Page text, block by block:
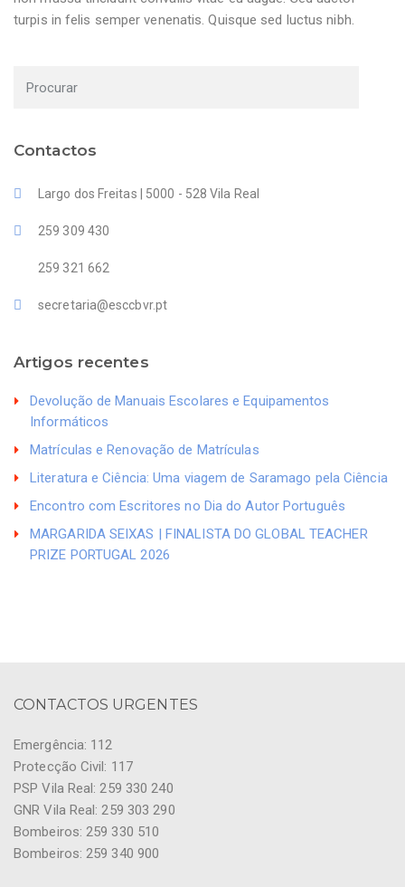
turpis in felis semper venenatis. Quisque sed luctus nibh.
Contactos
Largo dos Freitas | 5000 - 528 Vila Real
259 309 430
259 321 662
secretaria@esccbvr.pt
Artigos recentes
Devolução de Manuais Escolares e Equipamentos
Informáticos
Matrículas e Renovação de Matrículas
Literatura e Ciência: Uma viagem de Saramago pela Ciência
Encontro com Escritores no Dia do Autor Português
MARGARIDA SEIXAS | FINALISTA DO GLOBAL TEACHER
PRIZE PORTUGAL 2026
CONTACTOS URGENTES
Emergência: 112
Protecção Civil: 117
PSP Vila Real: 259 330 240
GNR Vila Real: 259 303 290
Bombeiros: 259 330 510
Bombeiros: 259 340 900